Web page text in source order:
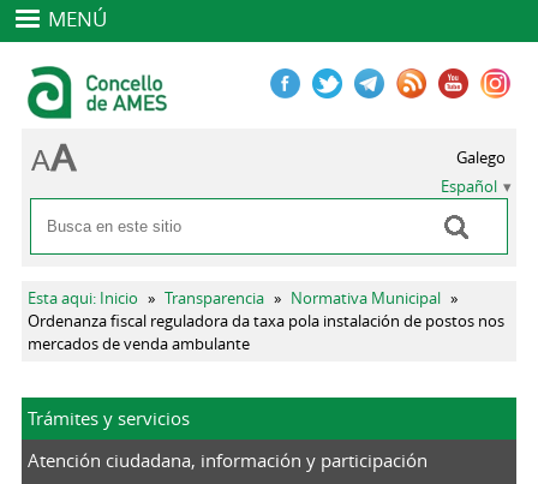
MENÚ
Formulario de búsqueda
Buscar
Galego
Español
Se encuentra usted aquí
Esta aqui: Inicio » Transparencia » Normativa Municipal »
Ordenanza fiscal reguladora da taxa pola instalación de postos nos
mercados de venda ambulante
Trámites y servicios
Atención ciudadana, información y participación